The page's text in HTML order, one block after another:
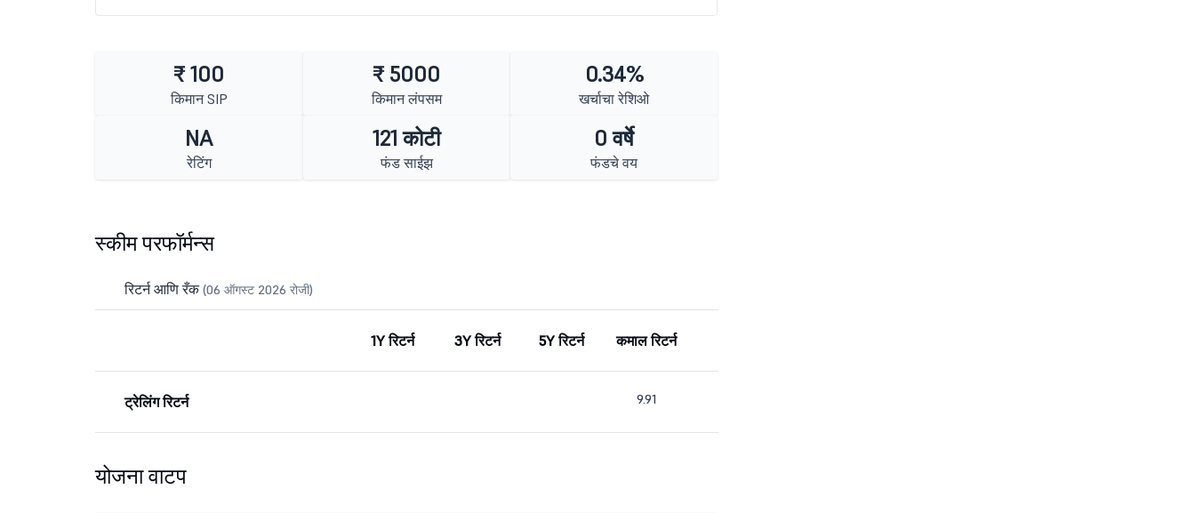
₹ 100
किमान SIP
₹ 5000
किमान लंपसम
0.34%
खर्चाचा रेशिओ
NA
रेटिंग
121 कोटी
फंड साईझ
0 वर्षे
फंडचे वय
स्कीम परफॉर्मन्स
रिटर्न आणि रँक(06 ऑगस्ट 2026 रोजी)
1Y रिटर्न 3Y रिटर्न 5Y रिटर्न कमाल रिटर्न
ट्रेलिंग रिटर्न 9.91
योजना वाटप